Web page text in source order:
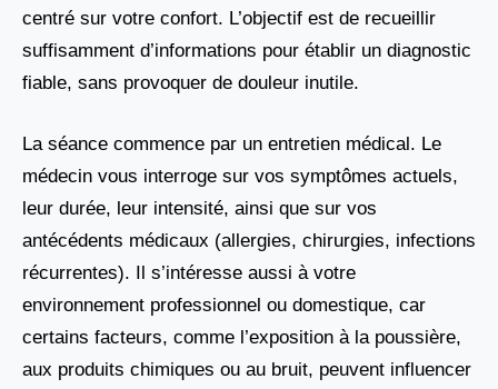
centré sur votre confort. L’objectif est de recueillir
suffisamment d’informations pour établir un diagnostic
fiable, sans provoquer de douleur inutile.
La séance commence par un entretien médical. Le
médecin vous interroge sur vos symptômes actuels,
leur durée, leur intensité, ainsi que sur vos
antécédents médicaux (allergies, chirurgies, infections
récurrentes). Il s’intéresse aussi à votre
environnement professionnel ou domestique, car
certains facteurs, comme l’exposition à la poussière,
aux produits chimiques ou au bruit, peuvent influencer